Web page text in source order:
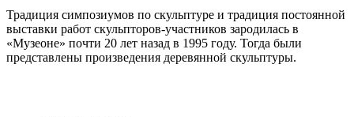
Традиция симпозиумов по скульптуре и традиция постоянной
выставки работ скульпторов-участников зародилась в
«Музеоне» почти 20 лет назад в 1995 году. Тогда были
представлены произведения деревянной скульптуры.